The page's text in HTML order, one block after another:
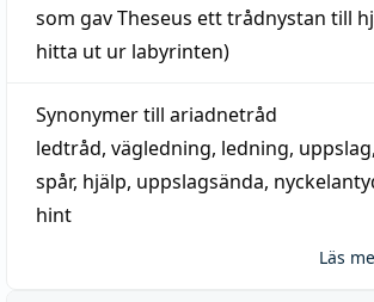
som gav Theseus ett trådnystan till
hitta ut ur labyrinten)
Synonymer till ariadnetråd
ledtråd, vägledning, ledning, uppslag,
spår, hjälp, uppslagsända,
hint
Läs